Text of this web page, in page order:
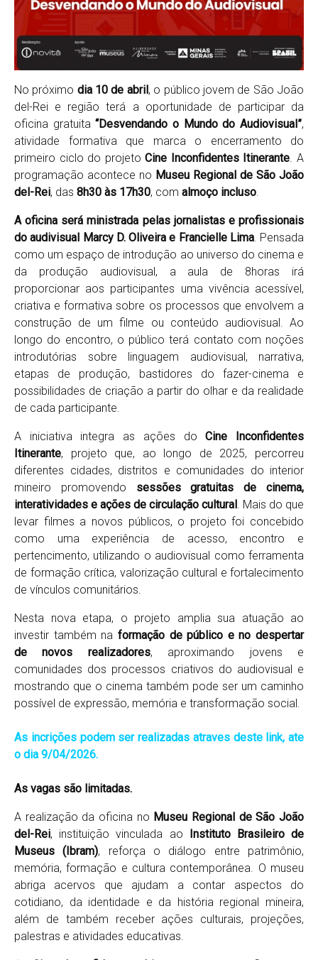
No próximo dia 10 de abril, o público jovem de São João
del-Rei e região terá a oportunidade de participar da
oficina gratuita“Desvendando o Mundo do Audiovisual”,
atividade formativa que marca o encerramento do
primeiro ciclo do projetoCine Inconfidentes Itinerante. A
programação acontece no Museu Regional de São João
del-Rei, das 8h30 às 17h30, com almoço incluso.
A oficina será ministrada pelas jornalistas e profissionais
do audivisual Marcy D. Oliveira e Francielle Lima. Pensada
como um espaço de introdução ao universo do cinema e
da produção audiovisual, a aula de 8horas irá
proporcionar aos participantes uma vivência acessível,
criativa e formativa sobre os processos que envolvem a
construção de um filme ou conteúdo audiovisual. Ao
longo do encontro, o público terá contato com noções
introdutórias sobre linguagem audiovisual, narrativa,
etapas de produção, bastidores do fazer-cinema e
possibilidades de criação a partir do olhar e da realidade
de cada participante.
A iniciativa integra as ações doCine Inconfidentes
Itinerante, projeto que, ao longo de 2025, percorreu
diferentes cidades, distritos e comunidades do interior
mineiro promovendo sessões gratuitas de cinema,
interatividades e ações de circulação cultural. Mais do que
levar filmes a novos públicos, o projeto foi concebido
como uma experiência de acesso, encontro e
pertencimento, utilizando o audiovisual como ferramenta
de formação crítica, valorização cultural e fortalecimento
de vínculos comunitários.
Nesta nova etapa, o projeto amplia sua atuação ao
investir também na formação de público e no despertar
de novos realizadores, aproximando jovens e
comunidades dos processos criativos do audiovisual e
mostrando que o cinema também pode ser um caminho
possível de expressão, memória e transformação social.
As incrições podem ser realizadas atraves deste link, ate
o dia 9/04/2026.
As vagas são limitadas.
A realização da oficina no Museu Regional de São João
del-Rei, instituição vinculada ao Instituto Brasileiro de
Museus (Ibram), reforça o diálogo entre patrimônio,
memória, formação e cultura contemporânea. O museu
abriga acervos que ajudam a contar aspectos do
cotidiano, da identidade e da história regional mineira,
além de também receber ações culturais, projeções,
palestras e atividades educativas.